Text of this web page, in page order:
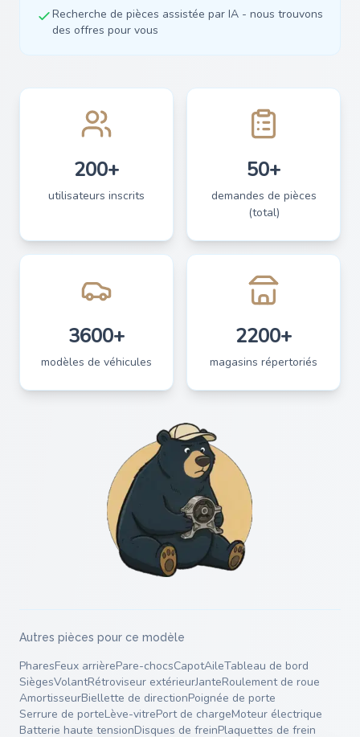
Recherche de pièces assistée par IA - nous trouvons
des offres pour vous
200+
utilisateurs inscrits
50+
demandes de pièces
(total)
3600+
modèles de véhicules
2200+
magasins répertoriés
Autres pièces pour ce modèle
PharesFeux arrièrePare-chocsCapotAileTableau de bord
SiègesVolantRétroviseur extérieurJanteRoulement de roue
AmortisseurBiellette de directionPoignée de porte
Serrure de porteLève-vitrePort de chargeMoteur électrique
Batterie haute tensionDisques de freinPlaquettes de frein